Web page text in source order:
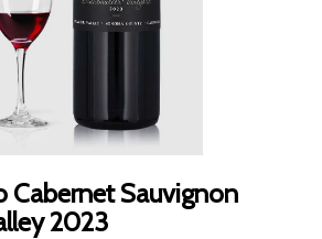
Cabernet Sauvignon
2023